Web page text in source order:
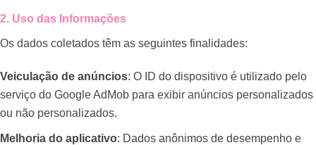
2. Uso das Informações
Os dados coletados têm as seguintes finalidades:
Veiculação de anúncios: O ID do dispositivo é utilizado pelo
serviço do Google AdMob para exibir anúncios personalizados
ou não personalizados.
Melhoria do aplicativo: Dados anônimos de desempenho e